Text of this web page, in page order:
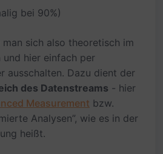
bei 90%)
sich also theoretisch im
und hier einfach per
ausschalten. Dazu dient der
des Datenstreams - hier
Measurement bzw.
Analysen”, wie es in der
heißt.